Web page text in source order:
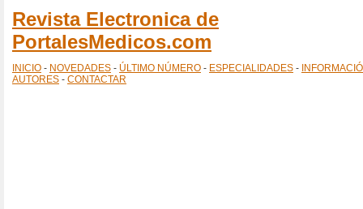
Revista Electronica de
PortalesMedicos.com
INICIO - NOVEDADES - ÚLTIMO NÚMERO - ESPECIALIDADES -
AUTORES - CONTACTAR